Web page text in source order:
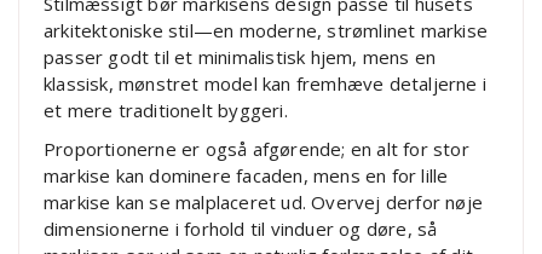
arkitektoniske stil—en moderne, strømlinet markise
passer godt til et minimalistisk hjem, mens en
klassisk, mønstret model kan fremhæve detaljerne i
et mere traditionelt byggeri.
Proportionerne er også afgørende; en alt for stor
markise kan dominere facaden, mens en for lille
markise kan se malplaceret ud. Overvej derfor nøje
dimensionerne i forhold til vinduer og døre, så